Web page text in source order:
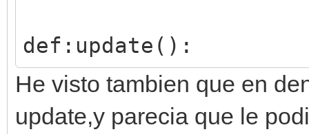
def:update():
He visto tambien que en
update,y parecia que le